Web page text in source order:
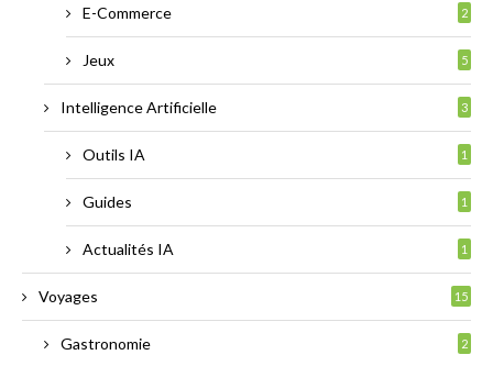
E-Commerce 2
Jeux 5
Intelligence Artificielle 3
Outils IA 1
Guides 1
Actualités IA 1
Voyages 15
Gastronomie 2